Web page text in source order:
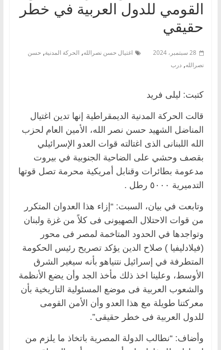
القومي للدول العربية في خطر
حقيقي
28 سبتمبر، 2024 اغتيال حسن نصرالله, الحركة المدنية, حسن
نصرالله, درب
كتبت: ليلى فريد
قالت الحركة المدنية الديمقراطية إنها تدين اغتيال
المناضل الشهيد حسن نصر الله، الأمين العام لحزب
الله اللبنانى الذى اغتالته قوات العدو الإسرائيلي
بقصف وحشي على الضاحية الجنوبية في بيروت
مدعومة بطائرات وقنابل أمريكية محرمة تصل قوتها
التدميرية ٥٠٠٠ رطل .
وتابعت في بيان، السبت: “إزاء هذا العدوان المتكرر
من قوات الاحتلال الصهيونى فى كلاً من غزة ولبنان
وتواجدها في الحدود المتاخمة لمصر فى محور
(فيلادليفيا ) صلاح الدين يؤكد تصريح رئيس الحكومة
المتطرفة في إسرائيل نتنياهو بأنه سيغير الشرق
الأوسط، وعلينا اخذ ذلك مأخذ الجد وأن يضع الأنظمة
والشعوب العربية فى موضع المسئولية التاريخية بأن
معركتنا طويلة مع هذا العدو وأن الأمن القومى
للدول العربية فى خطر حقيقى”.
وأضاف: “نطالب الدولة المصرية باتخاذ ما يلزم من